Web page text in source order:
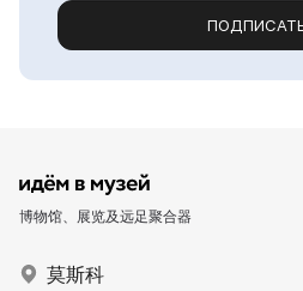
博物馆、展览及远足聚合器
莫斯科